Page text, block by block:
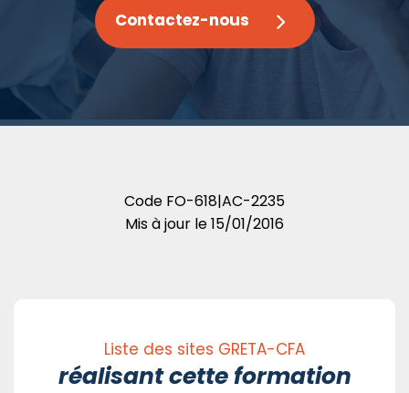
Contactez-nous
Code FO-618|AC-2235
Mis à jour le15/01/2016
Liste des sites GRETA-CFA
réalisant cette formation